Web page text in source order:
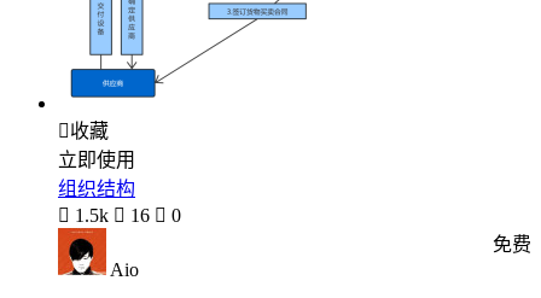
收藏
立即使用
组织结构
 1.5k  16  0
Aio
免费